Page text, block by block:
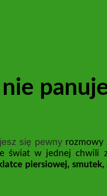
się pewny rozmowy
świat w jednej chwili
piersiowej,